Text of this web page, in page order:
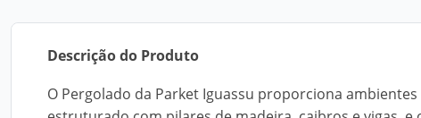
Descrição do Produto
O Pergolado da Parket Iguassu proporciona